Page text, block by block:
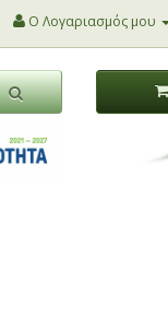
Ο Λογαριασμός μου